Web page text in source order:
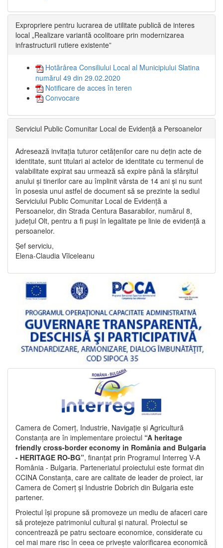
Expropriere pentru lucrarea de utilitate publică de interes
local „Realizare variantă ocolitoare prin modernizarea
infrastructurii rutiere existente”
Hotărârea Consiliului Local al Municipiului Slatina
numărul 49 din 29.02.2020
Notificare de acces în teren
Convocare
Serviciul Public Comunitar Local de Evidență a Persoanelor
Adresează invitația tuturor cetățenilor care nu dețin acte de
identitate, sunt titulari ai actelor de identitate cu termenul de
valabilitate expirat sau urmează să expire până la sfârșitul
anului și tinerilor care au împlinit vârsta de 14 ani și nu sunt
în posesia unui astfel de document să se prezinte la sediul
Serviciului Public Comunitar Local de Evidență a
Persoanelor, din Strada Centura Basarabilor, numărul 8,
județul Olt, pentru a fi puși în legalitate pe linie de evidență a
persoanelor.
Șef serviciu,
Elena-Claudia Vîlceleanu
Camera de Comerț, Industrie, Navigație și Agricultură
Constanța are în implementare proiectul “A heritage
friendly cross-border economy in România and Bulgaria
- HERITAGE RO-BG”, finanțat prin Programul Interreg V-A
România - Bulgaria. Parteneriatul proiectului este format din
CCINA Constanța, care are calitate de leader de proiect, iar
Camera de Comerț și Industrie Dobrich din Bulgaria este
partener.
Proiectul își propune să promoveze un mediu de afaceri care
să protejeze patrimoniul cultural și natural. Proiectul se
concentrează pe patru sectoare economice, considerate cu
cel mai mare risc în ceea ce privește valorificarea economică